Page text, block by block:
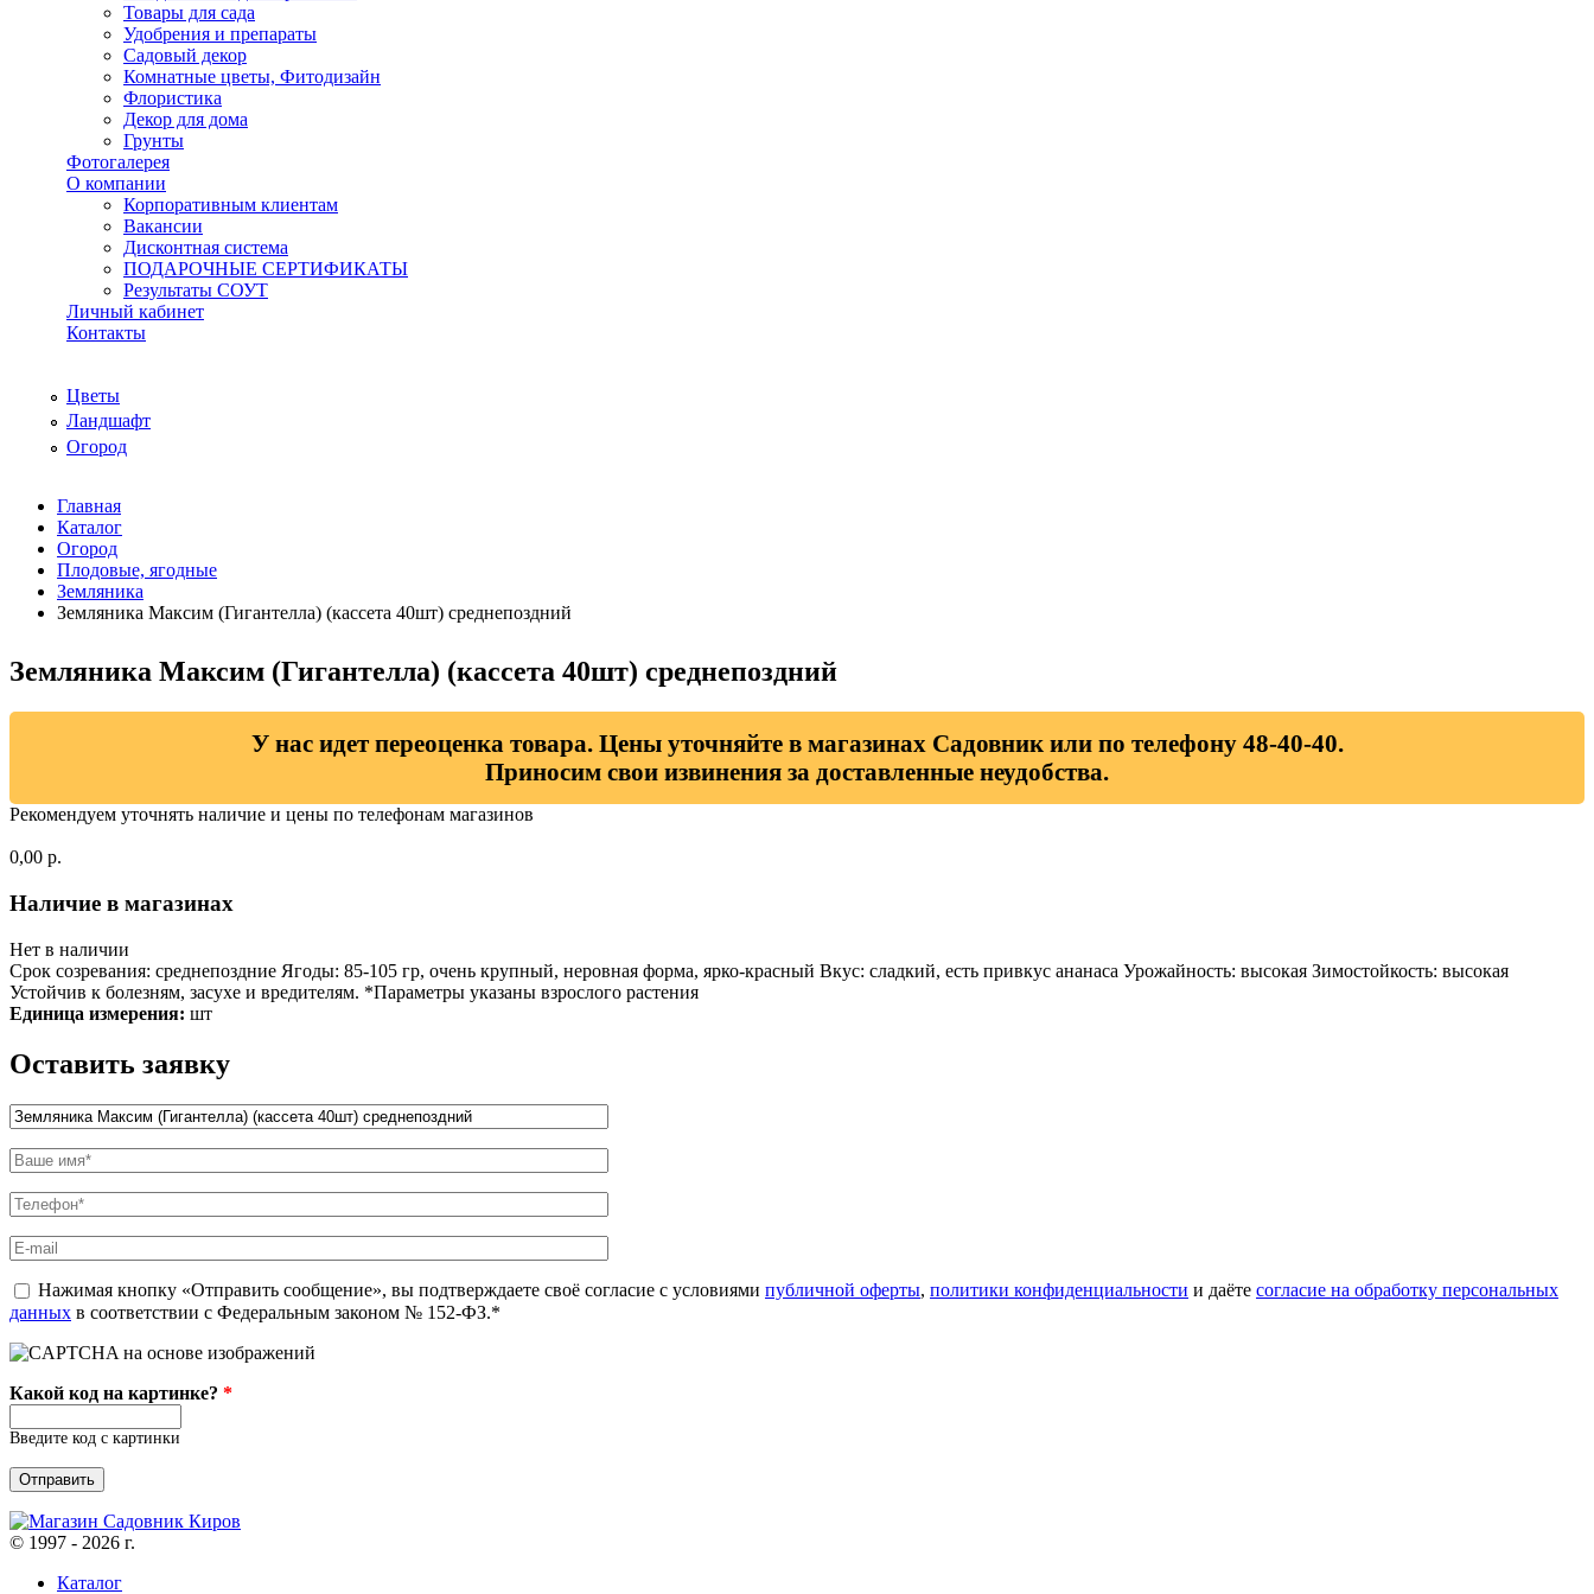
Товары для сада
Удобрения и препараты
Садовый декор
Комнатные цветы, Фитодизайн
Флористика
Декор для дома
Грунты
Фотогалерея
О компании
Корпоративным клиентам
Вакансии
Дисконтная система
ПОДАРОЧНЫЕ СЕРТИФИКАТЫ
Результаты СОУТ
Личный кабинет
Контакты
Цветы
Ландшафт
Огород
Главная
Каталог
Огород
Плодовые, ягодные
Земляника
Земляника Максим (Гигантелла) (кассета 40шт) среднепоздний
Земляника Максим (Гигантелла) (кассета 40шт) среднепоздний
У нас идет переоценка товара. Цены уточняйте в магазинах Садовник или по телефону 48-40-40.
Приносим свои извинения за доставленные неудобства.
Рекомендуем уточнять наличие и цены по телефонам магазинов
0,00 р.
Наличие в магазинах
Нет в наличии
Срок созревания: среднепоздние Ягоды: 85-105 гр, очень крупный, неровная форма, ярко-красный Вкус: сладкий, есть привкус ананаса Урожайность: высокая Зимостойкость: высокая
Устойчив к болезням, засухе и вредителям. *Параметры указаны взрослого растения
Единица измерения: шт
Оставить заявку
Название товара*
Ваше имя
Телефон
E-mail
politika*
Нажимая кнопку «Отправить сообщение», вы подтверждаете своё согласие с условиями публичной оферты, политики конфиденциальности и даёте согласие на обработку персональных
данных в соответствии с Федеральным законом № 152-ФЗ.*
Какой код на картинке? *
Введите код с картинки
© 1997 - 2026 г.
Каталог